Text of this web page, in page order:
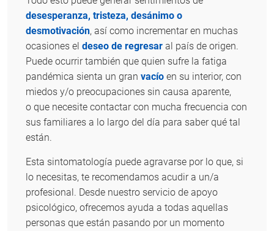
desesperanza, tristeza, desánimo o
desmotivación, así como incrementar en muchas
ocasiones el deseo de regresar al país de origen.
Puede ocurrir también que quien sufre la fatiga
pandémica sienta un gran vacío en su interior, con
miedos y/o preocupaciones sin causa aparente,
o que necesite contactar con mucha frecuencia con
sus familiares a lo largo del día para saber qué tal
están.
Esta sintomatología puede agravarse por lo que, si
lo necesitas, te recomendamos acudir a un/a
profesional. Desde nuestro servicio de apoyo
psicológico, ofrecemos ayuda a todas aquellas
personas que están pasando por un momento